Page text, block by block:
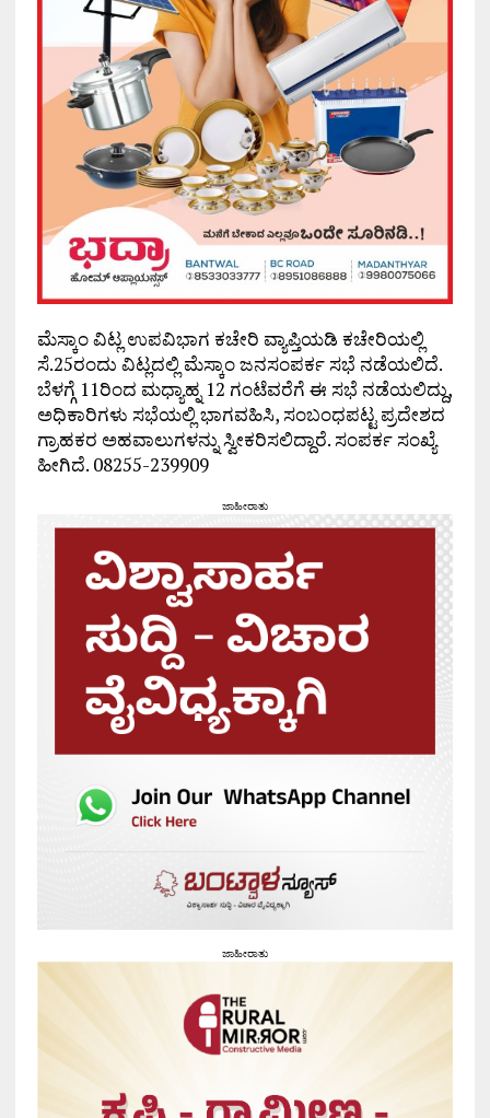
ಮೆಸ್ಕಾಂ ವಿಟ್ಲ ಉಪವಿಭಾಗ ಕಚೇರಿ ವ್ಯಾಪ್ತಿಯಡಿ ಕಚೇರಿಯಲ್ಲಿ
ಸೆ.25ರಂದು ವಿಟ್ಲದಲ್ಲಿ ಮೆಸ್ಕಾಂ ಜನಸಂಪರ್ಕ ಸಭೆ ನಡೆಯಲಿದೆ.
ಬೆಳಗ್ಗೆ 11ರಿಂದ ಮಧ್ಯಾಹ್ನ 12 ಗಂಟೆವರೆಗೆ ಈ ಸಭೆ ನಡೆಯಲಿದ್ದು,
ಅಧಿಕಾರಿಗಳು ಸಭೆಯಲ್ಲಿ ಭಾಗವಹಿಸಿ, ಸಂಬಂಧಪಟ್ಟ ಪ್ರದೇಶದ
ಗ್ರಾಹಕರ ಅಹವಾಲುಗಳನ್ನು ಸ್ವೀಕರಿಸಲಿದ್ದಾರೆ. ಸಂಪರ್ಕ ಸಂಖ್ಯೆ
ಹೀಗಿದೆ. 08255-239909
ಜಾಹೀರಾತು
ಜಾಹೀರಾತು